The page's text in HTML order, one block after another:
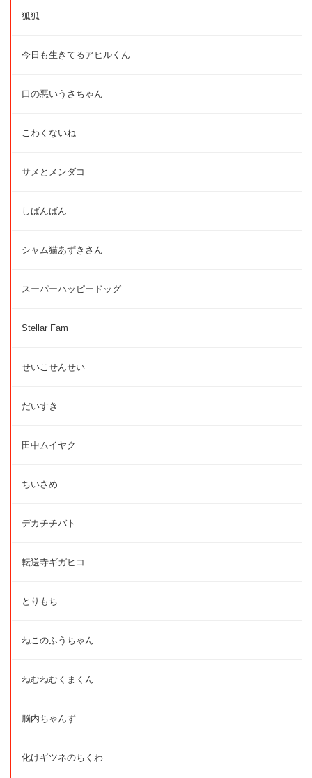
狐狐
今日も生きてるアヒルくん
口の悪いうさちゃん
こわくないね
サメとメンダコ
しばんばん
シャム猫あずきさん
スーパーハッピードッグ
Stellar Fam
せいこせんせい
だいすき
田中ムイヤク
ちいさめ
デカチチバト
転送寺ギガヒコ
とりもち
ねこのふうちゃん
ねむねむくまくん
脳内ちゃんず
化けギツネのちくわ